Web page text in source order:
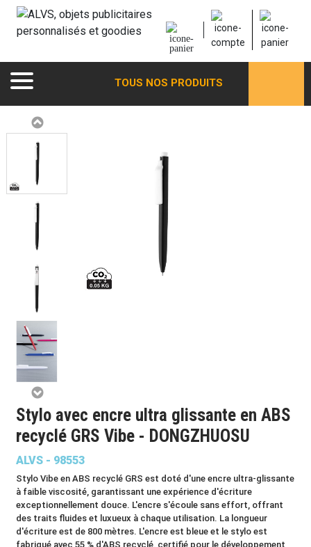
TOUS NOS PRODUITS
Stylo avec encre ultra glissante en ABS
recyclé GRS Vibe - DONGZHUOSU
ALVS - 98553
Stylo Vibe en ABS recyclé GRS est doté d'une encre ultra-glissante
à faible viscosité, garantissant une expérience d'écriture
exceptionnellement douce. L'encre s'écoule sans effort, offrant
des traits fluides et luxueux à chaque utilisation. La longueur
d'écriture est de 800 mètres. L'encre est bleue et le stylo est
fabriqué avec 55 % d'ABS recyclé, certifié pour le développement